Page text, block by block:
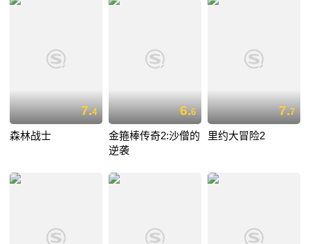
7.4
森林战士
6.6
金箍棒传奇2:沙僧的
逆袭
7.7
里约大冒险2